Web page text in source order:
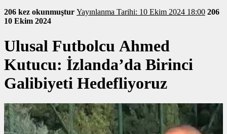
206 kez okunmuştur
Yayınlanma Tarihi: 10 Ekim 2024 18:00 206
10 Ekim 2024
Ulusal Futbolcu Ahmed
Kutucu: İzlanda’da Birinci
Galibiyeti Hedefliyoruz